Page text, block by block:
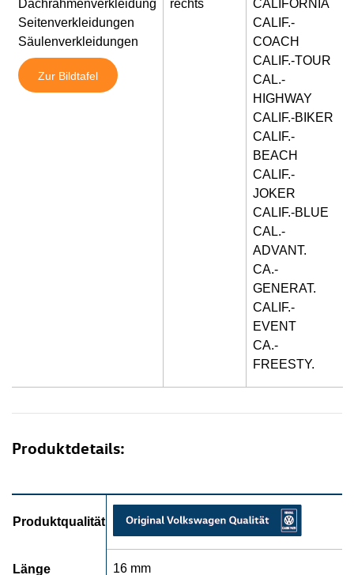
Dachrahmenverkleidung
Seitenverkleidungen
Säulenverkleidungen
Zur Bildtafel
rechts
CALIFORNIA
CALIF.-
COACH
CALIF.-TOUR
CAL.-
HIGHWAY
CALIF.-BIKER
CALIF.-
BEACH
CALIF.-
JOKER
CALIF.-BLUE
CAL.-
ADVANT.
CA.-
GENERAT.
CALIF.-
EVENT
CA.-
FREESTY.
Produktdetails:
Produktqualität
Länge 16 mm